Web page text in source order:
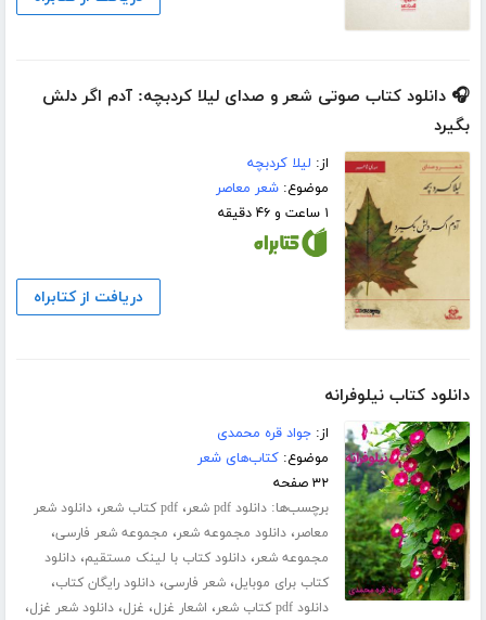
🎧 دانلود کتاب صوتی شعر و صدای لیلا کردبچه: آدم اگر دلش
بگیرد
از: لیلا کردبچه
موضوع:شعر معاصر
۱ ساعت و ۴۶ دقیقه
دریافت از کتابراه
دانلود کتاب نیلوفرانه
از:جواد قره محمدی
موضوع:کتاب‌های شعر
۳۲ صفحه
برچسب‌ها:دانلود pdf شعر ،pdf کتاب شعر ،دانلود شعر
معاصر،دانلود مجموعه شعر، مجموعه شعر فارسی،
مجموعه شعر،دانلود کتاب با لینک مستقیم،دانلود
کتاب برای موبایل،شعر فارسی،دانلود رایگان کتاب،
دانلود pdf کتاب شعر ، اشعار غزل، غزل،دانلود شعر غزل،